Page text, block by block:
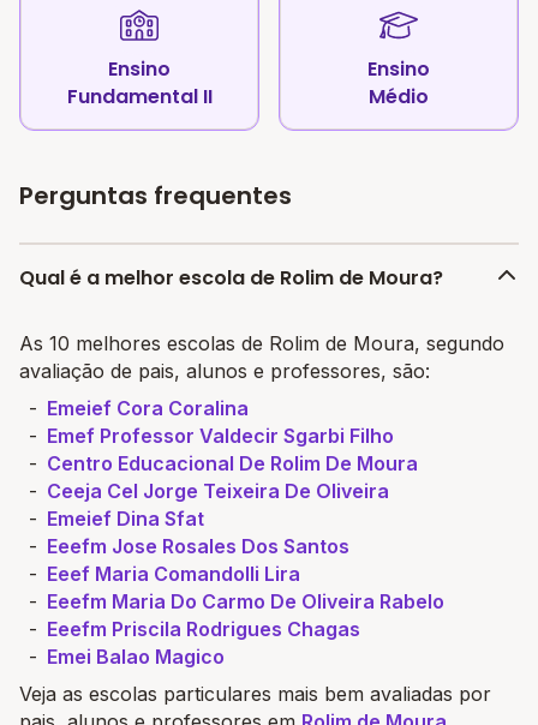
Ensino
Fundamental II
Ensino
Médio
Perguntas frequentes
Qual é a melhor escola de Rolim de Moura?
As 10 melhores escolas de Rolim de Moura, segundo
avaliação de pais, alunos e professores, são:
Emeief Cora Coralina
Emef Professor Valdecir Sgarbi Filho
Centro Educacional De Rolim De Moura
Ceeja Cel Jorge Teixeira De Oliveira
Emeief Dina Sfat
Eeefm Jose Rosales Dos Santos
Eeef Maria Comandolli Lira
Eeefm Maria Do Carmo De Oliveira Rabelo
Eeefm Priscila Rodrigues Chagas
Emei Balao Magico
Veja as escolas particulares mais bem avaliadas por